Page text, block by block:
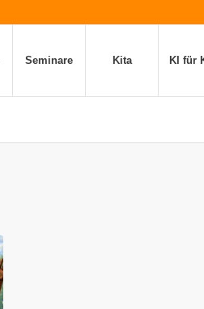
Seminare Kita KI für